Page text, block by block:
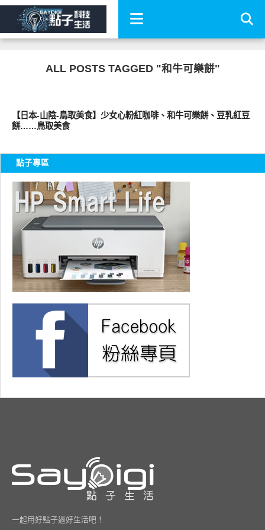
ALL POSTS TAGGED "和牛可樂餅"
【日本-山陰-鳥取美食】少女心粉紅咖啡、和牛可樂餅、豆乳紅豆
餅……鳥取美食
點子專區
一起用好點子過好生活吧！